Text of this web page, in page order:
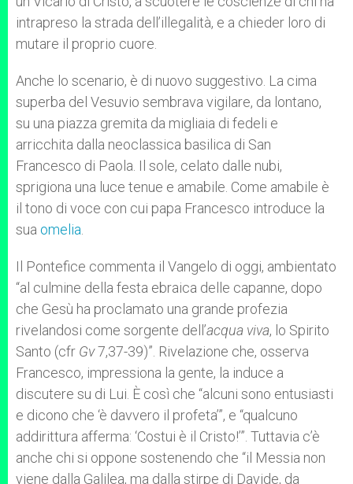
intrapreso la strada dell’illegalità, e a chieder loro di
mutare il proprio cuore.
Anche lo scenario, è di nuovo suggestivo. La cima
superba del Vesuvio sembrava vigilare, da lontano,
su una piazza gremita da migliaia di fedeli e
arricchita dalla neoclassica basilica di San
Francesco di Paola. Il sole, celato dalle nubi,
sprigiona una luce tenue e amabile. Come amabile è
il tono di voce con cui papa Francesco introduce la
sua omelia
Il Pontefice commenta il Vangelo di oggi, ambientato
“al culmine della festa ebraica delle capanne, dopo
che Gesù ha proclamato una grande profezia
rivelandosi come sorgente dell’acqua viva, lo Spirito
Santo (cfr Gv7,37-39)”. Rivelazione che, osserva
Francesco, impressiona la gente, la induce a
discutere su di Lui. È così che “alcuni sono entusiasti
e dicono che ‘è davvero il profeta’”, e “qualcuno
addirittura afferma: ‘Costui è il Cristo!’”. Tuttavia c’è
anche chi si oppone sostenendo che “il Messia non
viene dalla Galilea, ma dalla stirpe di Davide, da